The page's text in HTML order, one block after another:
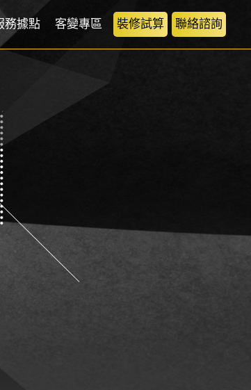
務據點 客變專區 裝修試算 聯絡諮詢